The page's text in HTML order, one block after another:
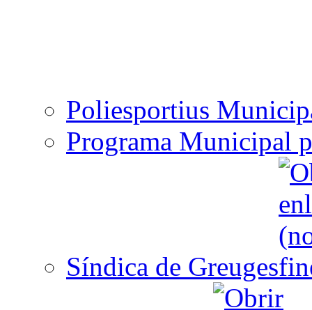
Poliesportius
Programa Municipal
Síndica de Greuges